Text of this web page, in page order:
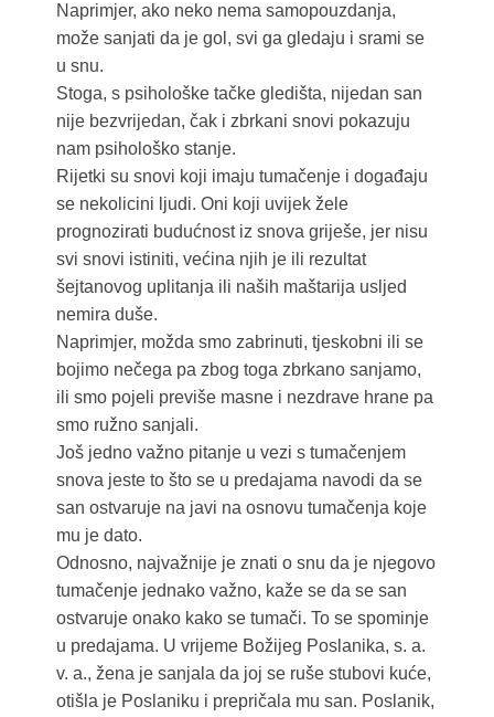
Naprimjer, ako neko nema samopouzdanja,
može sanjati da je gol, svi ga gledaju i srami se
u snu.
Stoga, s psihološke tačke gledišta, nijedan san
nije bezvrijedan, čak i zbrkani snovi pokazuju
nam psihološko stanje.
Rijetki su snovi koji imaju tumačenje i događaju
se nekolicini ljudi. Oni koji uvijek žele
prognozirati budućnost iz snova griješe, jer nisu
svi snovi istiniti, većina njih je ili rezultat
šejtanovog uplitanja ili naših maštarija usljed
nemira duše.
Naprimjer, možda smo zabrinuti, tjeskobni ili se
bojimo nečega pa zbog toga zbrkano sanjamo,
ili smo pojeli previše masne i nezdrave hrane pa
smo ružno sanjali.
Još jedno važno pitanje u vezi s tumačenjem
snova jeste to što se u predajama navodi da se
san ostvaruje na javi na osnovu tumačenja koje
mu je dato.
Odnosno, najvažnije je znati o snu da je njegovo
tumačenje jednako važno, kaže se da se san
ostvaruje onako kako se tumači. To se spominje
u predajama. U vrijeme Božijeg Poslanika, s. a.
v. a., žena je sanjala da joj se ruše stubovi kuće,
otišla je Poslaniku i prepričala mu san. Poslanik,